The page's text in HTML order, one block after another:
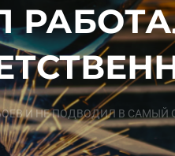
И НЕ ПОДВОДИЛ В